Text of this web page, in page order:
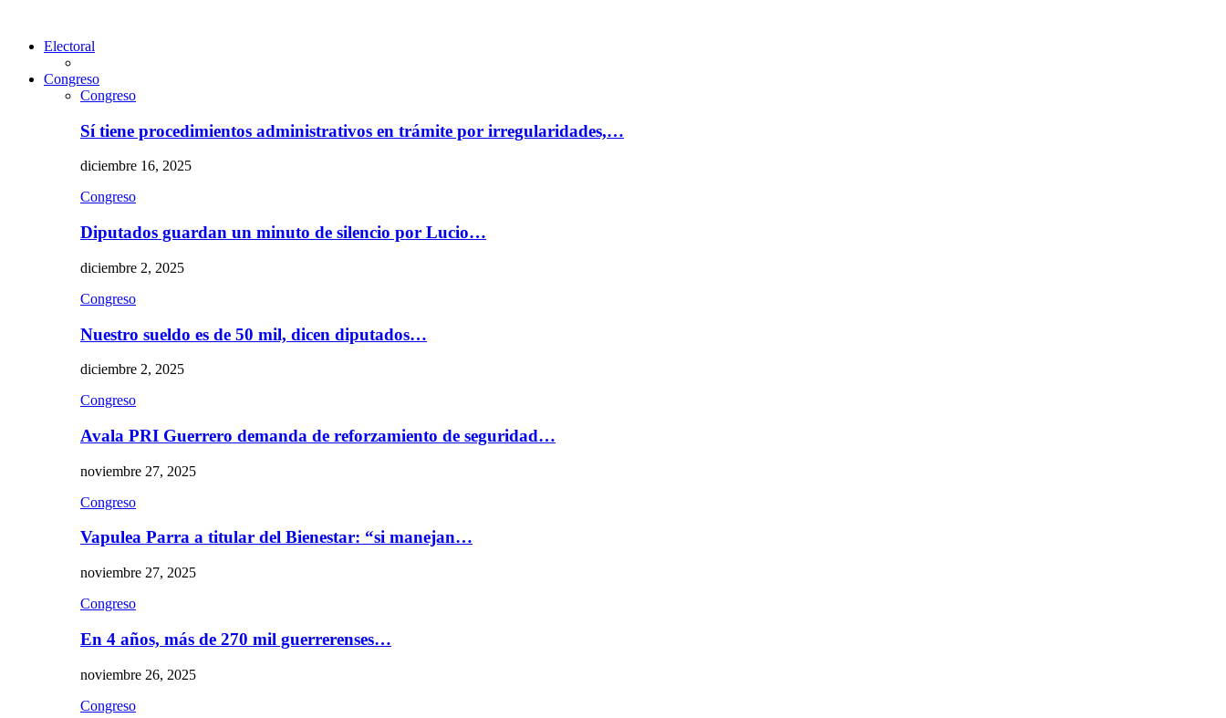
Electoral
Congreso
Congreso
Sí tiene procedimientos administrativos en trámite por irregularidades,…
diciembre 16, 2025
Congreso
Diputados guardan un minuto de silencio por Lucio…
diciembre 2, 2025
Congreso
Nuestro sueldo es de 50 mil, dicen diputados…
diciembre 2, 2025
Congreso
Avala PRI Guerrero demanda de reforzamiento de seguridad…
noviembre 27, 2025
Congreso
Vapulea Parra a titular del Bienestar: “si manejan…
noviembre 27, 2025
Congreso
En 4 años, más de 270 mil guerrerenses…
noviembre 26, 2025
Congreso